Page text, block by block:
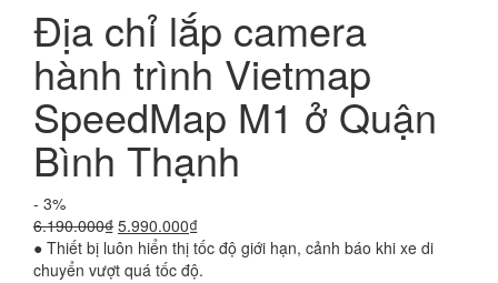
Địa chỉ lắp camera
hành trình Vietmap
SpeedMap M1 ở Quận
Bình Thạnh
- 3%
6.190.000₫ Giá
gốc
là:
5.990.000₫Giá
hiện
tại
● Thiết bị luôn hiển thị tốc độ giới hạn, cảnh báo khi xe di
chuyển vượt quá tốc độ.